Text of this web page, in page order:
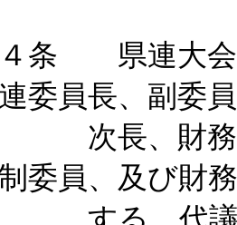
条 県連大会
委員長、副委
財務委員
委員、及び財
代議員の